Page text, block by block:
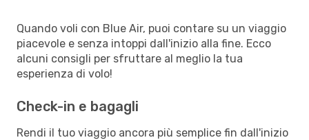
Quando voli con Blue Air, puoi contare su un viaggio
piacevole e senza intoppi dall'inizio alla fine. Ecco
alcuni consigli per sfruttare al meglio la tua
esperienza di volo!
Check-in e bagagli
Rendi il tuo viaggio ancora più semplice fin dall'inizio